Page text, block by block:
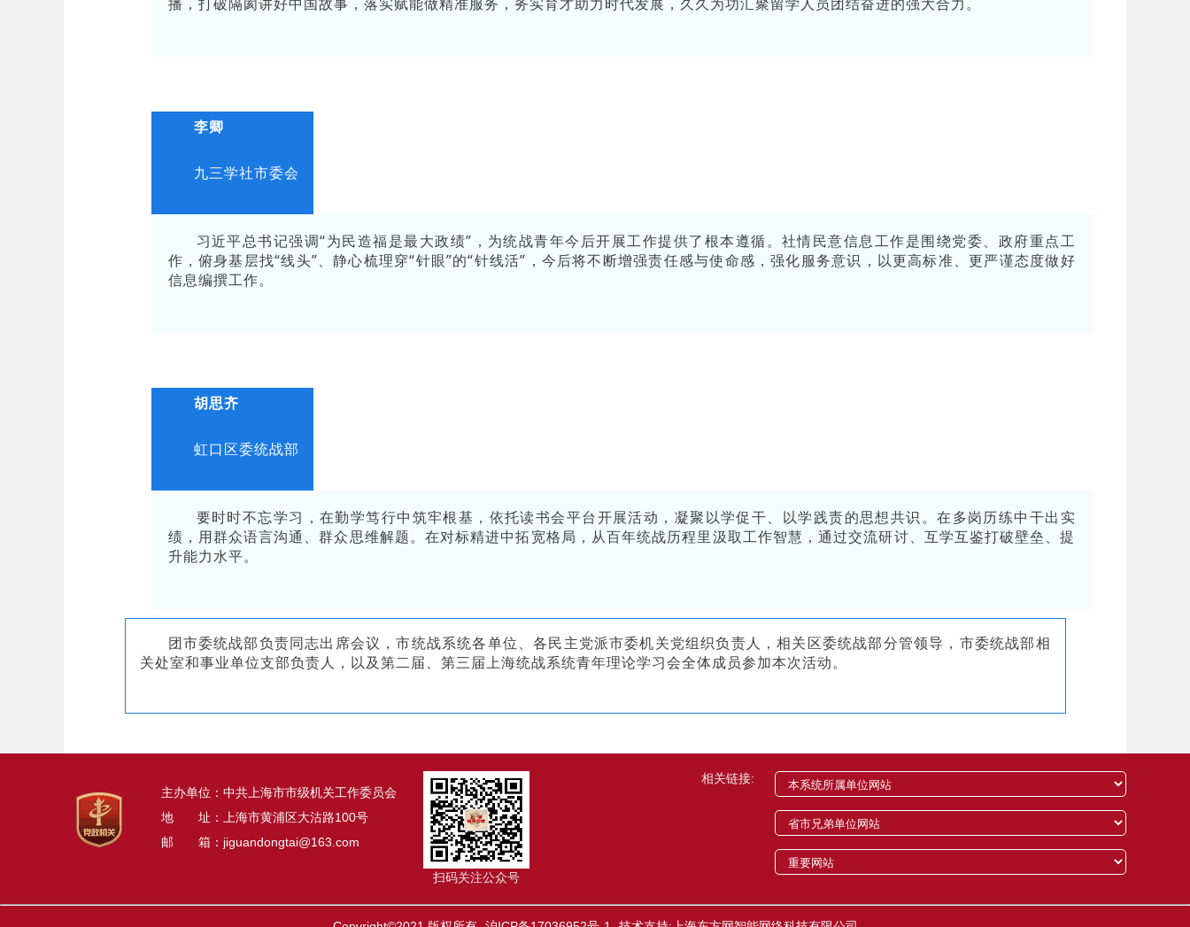
李卿
九三学社市委会
习近平总书记强调“为民造福是最大政绩”，为统战青年今后开展工作提供了根本遵循。社情民意信息工作是围绕党委、政府重点工
作，俯身基层找“线头”、静心梳理穿“针眼”的“针线活”，今后将不断增强责任感与使命感，强化服务意识，以更高标准、更严谨态度做好
信息编撰工作。
胡思齐
虹口区委统战部
要时时不忘学习，在勤学笃行中筑牢根基，依托读书会平台开展活动，凝聚以学促干、以学践责的思想共识。在多岗历练中干出实
绩，用群众语言沟通、群众思维解题。在对标精进中拓宽格局，从百年统战历程里汲取工作智慧，通过交流研讨、互学互鉴打破壁垒、提
升能力水平。
团市委统战部负责同志出席会议，市统战系统各单位、各民主党派市委机关党组织负责人，相关区委统战部分管领导，市委统战部相
关处室和事业单位支部负责人，以及第二届、第三届上海统战系统青年理论学习会全体成员参加本次活动。